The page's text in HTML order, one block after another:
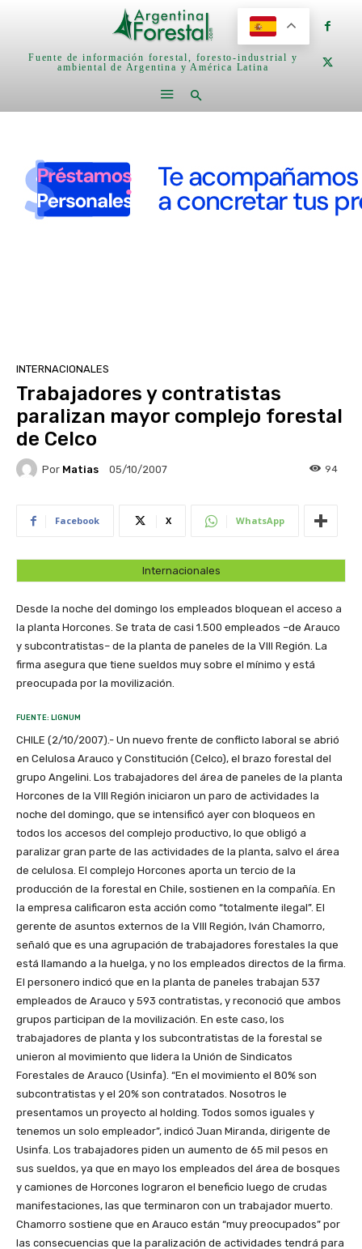
Fuente de información forestal, foresto-industrial y
ambiental de Argentina y América Latina
INTERNACIONALES
Trabajadores y contratistas
paralizan mayor complejo forestal
de Celco
Por Matias 05/10/2007 94
Facebook X WhatsApp
Internacionales
Desde la noche del domingo los empleados bloquean el acceso a
la planta Horcones. Se trata de casi 1.500 empleados –de Arauco
y subcontratistas– de la planta de paneles de la VIII Región. La
firma asegura que tiene sueldos muy sobre el mínimo y está
preocupada por la movilización.
FUENTE: LIGNUM
CHILE (2/10/2007).- Un nuevo frente de conflicto laboral se abrió
en Celulosa Arauco y Constitución (Celco), el brazo forestal del
grupo Angelini. Los trabajadores del área de paneles de la planta
Horcones de la VIII Región iniciaron un paro de actividades la
noche del domingo, que se intensificó ayer con bloqueos en
todos los accesos del complejo productivo, lo que obligó a
paralizar gran parte de las actividades de la planta, salvo el área
de celulosa. El complejo Horcones aporta un tercio de la
producción de la forestal en Chile, sostienen en la compañía. En
la empresa calificaron esta acción como “totalmente ilegal”. El
gerente de asuntos externos de la VIII Región, Iván Chamorro,
señaló que es una agrupación de trabajadores forestales la que
está llamando a la huelga, y no los empleados directos de la firma.
El personero indicó que en la planta de paneles trabajan 537
empleados de Arauco y 593 contratistas, y reconoció que ambos
grupos participan de la movilización. En este caso, los
trabajadores de planta y los subcontratistas de la forestal se
unieron al movimiento que lidera la Unión de Sindicatos
Forestales de Arauco (Usinfa). “En el movimiento el 80% son
subcontratistas y el 20% son contratados. Nosotros le
presentamos un proyecto al holding. Todos somos iguales y
tenemos un solo empleador”, indicó Juan Miranda, dirigente de
Usinfa. Los trabajadores piden un aumento de 65 mil pesos en
sus sueldos, ya que en mayo los empleados del área de bosques
y camiones de Horcones lograron el beneficio luego de crudas
manifestaciones, las que terminaron con un trabajador muerto.
Chamorro sostiene que en Arauco están “muy preocupados” por
las consecuencias que la paralización de actividades tendrá para